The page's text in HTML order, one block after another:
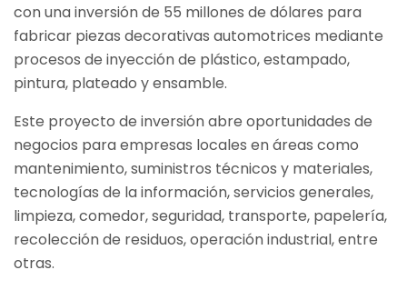
con una inversión de 55 millones de dólares para
fabricar piezas decorativas automotrices mediante
procesos de inyección de plástico, estampado,
pintura, plateado y ensamble.
Este proyecto de inversión abre oportunidades de
negocios para empresas locales en áreas como
mantenimiento, suministros técnicos y materiales,
tecnologías de la información, servicios generales,
limpieza, comedor, seguridad, transporte, papelería,
recolección de residuos, operación industrial, entre
otras.